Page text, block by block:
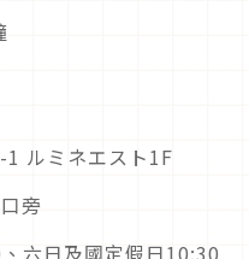
ルミネエスト1F
旁